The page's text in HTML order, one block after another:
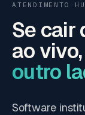
ATENDIMENTO
Se cair
ao vivo,
outro
Software